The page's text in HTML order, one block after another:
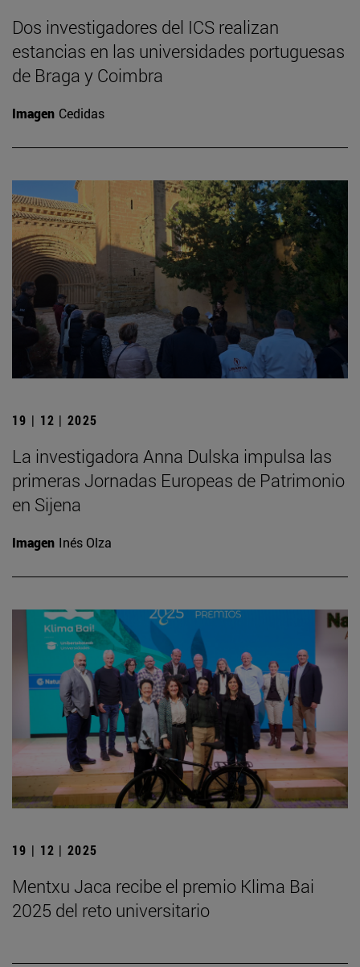
Dos investigadores del ICS realizan
estancias en las universidades portuguesas
de Braga y Coimbra
Imagen Cedidas
19 | 12 | 2025
La investigadora Anna Dulska impulsa las
primeras Jornadas Europeas de Patrimonio
en Sijena
Imagen Inés Olza
19 | 12 | 2025
Mentxu Jaca recibe el premio Klima Bai
2025 del reto universitario